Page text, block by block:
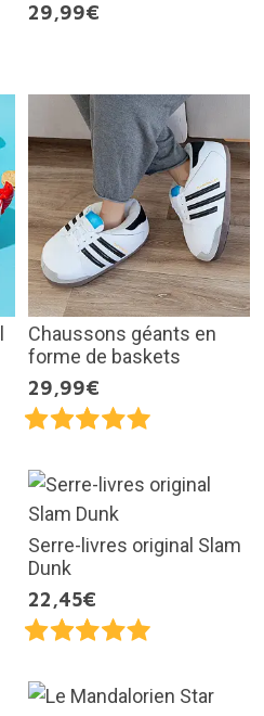
29,99€
Chaussons géants en
forme de baskets
29,99€
Serre-livres original Slam
Dunk
22,45€